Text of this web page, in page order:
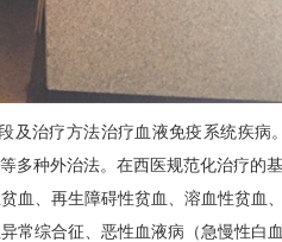
治疗方法治疗血液免疫系统疾病
多种外治法。在西医规范化治疗的
血、再生障碍性贫血、溶血性贫血
常综合征、恶性血液病（急慢性白